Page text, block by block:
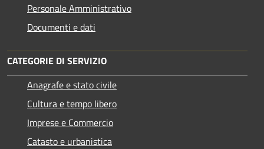
Personale Amministrativo
Documenti e dati
CATEGORIE DI SERVIZIO
Anagrafe e stato civile
Cultura e tempo libero
Imprese e Commercio
Catasto e urbanistica